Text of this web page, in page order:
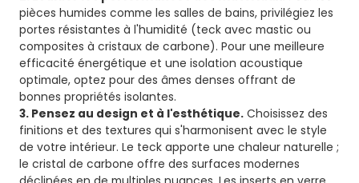
pièces humides comme les salles de bains, privilégiez les
portes résistantes à l'humidité (teck avec mastic ou
composites à cristaux de carbone). Pour une meilleure
efficacité énergétique et une isolation acoustique
optimale, optez pour des âmes denses offrant de
bonnes propriétés isolantes.
3. Pensez au design et à l'esthétique. Choisissez des
finitions et des textures qui s'harmonisent avec le style
de votre intérieur. Le teck apporte une chaleur naturelle ;
le cristal de carbone offre des surfaces modernes